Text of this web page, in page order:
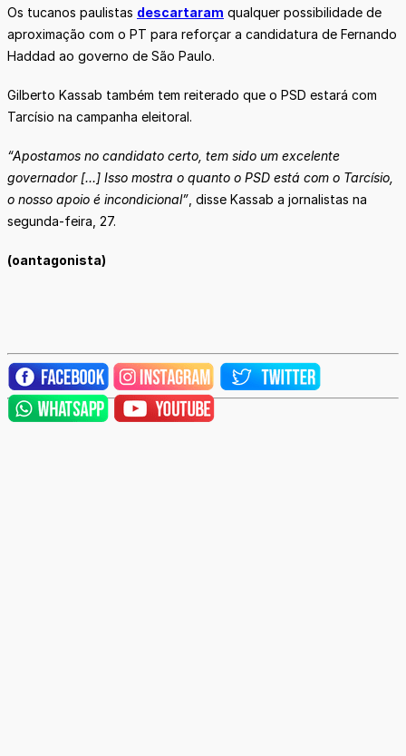
Os tucanos paulistas descartaram qualquer possibilidade de
aproximação com o PT para reforçar a candidatura de Fernando
Haddad ao governo de São Paulo.
Gilberto Kassab também tem reiterado que o PSD estará com
Tarcísio na campanha eleitoral.
“Apostamos no candidato certo, tem sido um excelente
governador […] Isso mostra o quanto o PSD está com o Tarcísio,
o nosso apoio é incondicional” , disse Kassab a jornalistas na
segunda-feira, 27.
(oantagonista)